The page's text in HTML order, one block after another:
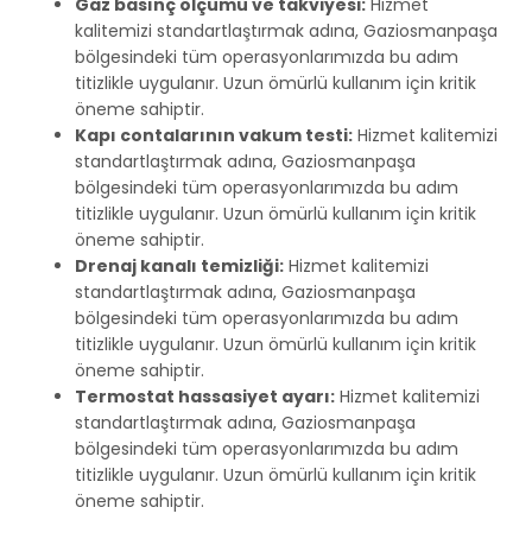
Gaz basınç ölçümü ve takviyesi: Hizmet
kalitemizi standartlaştırmak adına, Gaziosmanpaşa
bölgesindeki tüm operasyonlarımızda bu adım
titizlikle uygulanır. Uzun ömürlü kullanım için kritik
öneme sahiptir.
Kapı contalarının vakum testi: Hizmet kalitemizi
standartlaştırmak adına, Gaziosmanpaşa
bölgesindeki tüm operasyonlarımızda bu adım
titizlikle uygulanır. Uzun ömürlü kullanım için kritik
öneme sahiptir.
Drenaj kanalı temizliği: Hizmet kalitemizi
standartlaştırmak adına, Gaziosmanpaşa
bölgesindeki tüm operasyonlarımızda bu adım
titizlikle uygulanır. Uzun ömürlü kullanım için kritik
öneme sahiptir.
Termostat hassasiyet ayarı: Hizmet kalitemizi
standartlaştırmak adına, Gaziosmanpaşa
bölgesindeki tüm operasyonlarımızda bu adım
titizlikle uygulanır. Uzun ömürlü kullanım için kritik
öneme sahiptir.